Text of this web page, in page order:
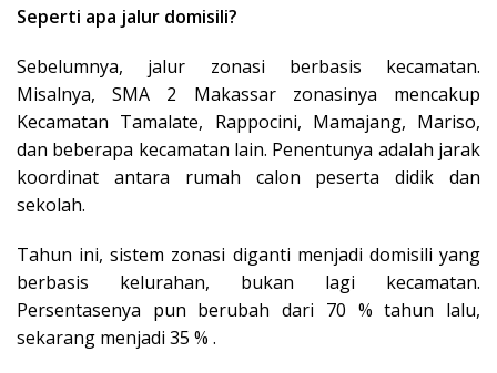
Seperti apa jalur domisili?
Sebelumnya, jalur zonasi berbasis kecamatan.
Misalnya, SMA 2 Makassar zonasinya mencakup
Kecamatan Tamalate, Rappocini, Mamajang, Mariso,
dan beberapa kecamatan lain. Penentunya adalah jarak
koordinat antara rumah calon peserta didik dan
sekolah.
Tahun ini, sistem zonasi diganti menjadi domisili yang
berbasis kelurahan, bukan lagi kecamatan.
Persentasenya pun berubah dari 70 % tahun lalu,
sekarang menjadi 35 % .